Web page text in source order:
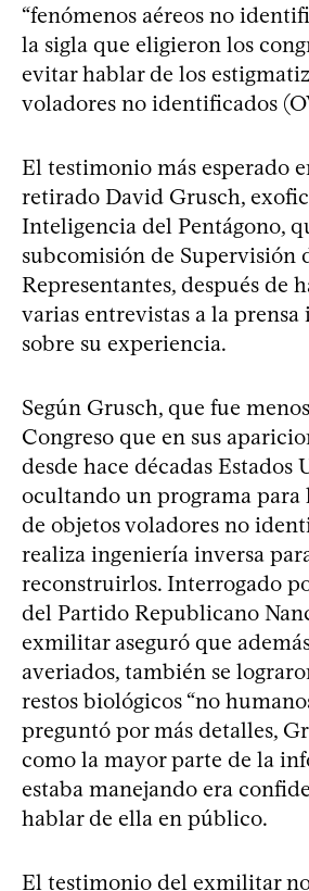
“fenómenos aéreos no
la sigla que eligieron los
evitar hablar de los
voladores no identificados
El testimonio más esperado
retirado David Grusch,
Inteligencia del Pentágono,
subcomisión de Supervisión
Representantes, después de
varias entrevistas a la
sobre su experiencia.
Según Grusch, que fue
Congreso que en sus
desde hace décadas Estados
ocultando un programa para
de objetos voladores no
realiza ingeniería inversa
reconstruirlos. Interrogado
del Partido Republicano
exmilitar aseguró que
averiados, también se
restos biológicos “no
preguntó por más detalles,
como la mayor parte de la
estaba manejando era
hablar de ella en público.
El testimonio del exmilitar